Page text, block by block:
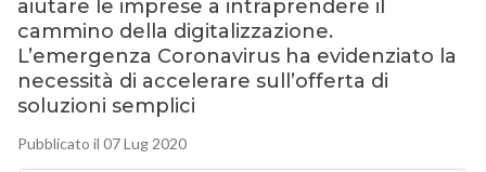
aiutare le imprese a intraprendere il
cammino della digitalizzazione.
L’emergenza Coronavirus ha evidenziato la
necessità di accelerare sull’offerta di
soluzioni semplici
Pubblicato il 07 Lug 2020